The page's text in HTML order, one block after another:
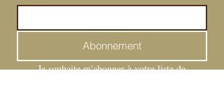
Abonnement
Je souhaite m'abonner à votre liste de